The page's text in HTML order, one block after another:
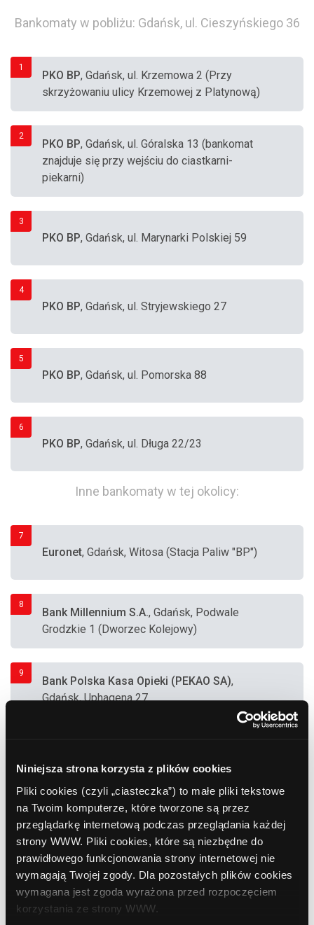
Niniejsza strona korzysta z plików cookies
Pliki cookies (czyli „ciasteczka”) to małe pliki tekstowe
na Twoim komputerze, które tworzone są przez
przeglądarkę internetową podczas przeglądania każdej
strony WWW. Pliki cookies, które są niezbędne do
prawidłowego funkcjonowania strony internetowej nie
wymagają Twojej zgody. Dla pozostałych plików cookies
wymagana jest zgoda wyrażona przed rozpoczęciem
korzystania ze strony WWW.
Bankomaty w pobliżu: Gdańsk, ul. Cieszyńskiego 36
1
PKO BP, Gdańsk, ul. Krzemowa 2 (Przy
skrzyżowaniu ulicy Krzemowej z Platynową)
2
PKO BP, Gdańsk, ul. Góralska 13 (bankomat
znajduje się przy wejściu do ciastkarni-
piekarni)
3
PKO BP, Gdańsk, ul. Marynarki Polskiej 59
4
PKO BP, Gdańsk, ul. Stryjewskiego 27
5
PKO BP, Gdańsk, ul. Pomorska 88
6
PKO BP, Gdańsk, ul. Długa 22/23
Inne bankomaty w tej okolicy:
7
Euronet, Gdańsk, Witosa (Stacja Paliw "BP")
8
Bank Millennium S.A., Gdańsk, Podwale
Grodzkie 1 (Dworzec Kolejowy)
9
Bank Polska Kasa Opieki (PEKAO SA),
Gdańsk, Uphagena 27
(Centrum Handlowe "ETC Gdańsk")
11
Bank Millennium S.A.
, Gdańsk, Kołodziejska
7-9
12
Bank Ochrony Środowiska (BOŚ), Gdańsk,
Podwale Przedmiejskie 30